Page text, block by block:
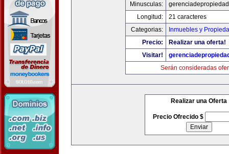
Minusculas:
Longitud:
21 caracteres
Categorias:
Inmuebles y
Precio:
Realizar una oferta!
Visitar!
Serán consideradas
Realizar una Oferta
Precio Ofrecido $